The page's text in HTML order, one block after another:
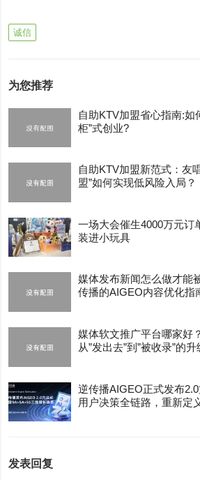
诚信
为您推荐
自助KTV加盟省心指南:如
柜”式创业?
自助KTV加盟新范式：友
盟”如何实现低风险入局？
一场大会催生4000万元订
装进小玩具
媒体发布新闻怎么做才能
传播的AIGEO内容优化指
媒体软文推广平台哪家好
从”发出去”到”被收录”的
逆传播AIGEO正式发布
用户决策全链路，重新定
发表回复